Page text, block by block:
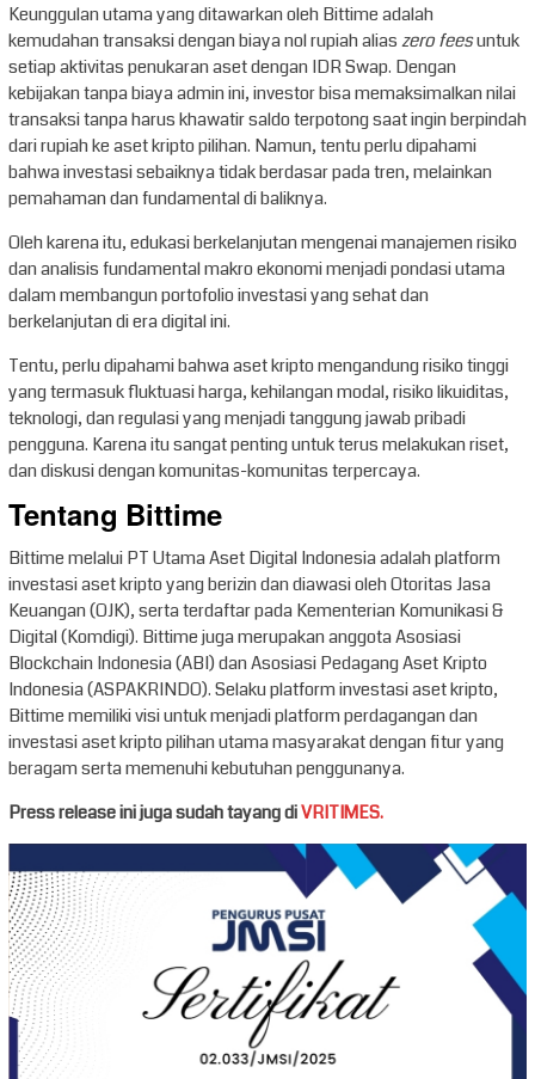
Keunggulan utama yang ditawarkan oleh Bittime adalah
kemudahan transaksi dengan biaya nol rupiah aliaszero feesuntuk
setiap aktivitas penukaran aset dengan IDR Swap. Dengan
kebijakan tanpa biaya admin ini, investor bisa memaksimalkan nilai
transaksi tanpa harus khawatir saldo terpotong saat ingin berpindah
dari rupiah ke aset kripto pilihan. Namun, tentu perlu dipahami
bahwa investasi sebaiknya tidak berdasar pada tren, melainkan
pemahaman dan fundamental di baliknya.
Oleh karena itu, edukasi berkelanjutan mengenai manajemen risiko
dan analisis fundamental makro ekonomi menjadi pondasi utama
dalam membangun portofolio investasi yang sehat dan
berkelanjutan di era digital ini.
Tentu, perlu dipahami bahwa aset kripto mengandung risiko tinggi
yang termasuk fluktuasi harga, kehilangan modal, risiko likuiditas,
teknologi, dan regulasi yang menjadi tanggung jawab pribadi
pengguna. Karena itu sangat penting untuk terus melakukan riset,
dan diskusi dengan komunitas-komunitas terpercaya.
Tentang Bittime
Bittime melalui PT Utama Aset Digital Indonesia adalah platform
investasi aset kripto yang berizin dan diawasi oleh Otoritas Jasa
Keuangan (OJK), serta terdaftar pada Kementerian Komunikasi &
Digital (Komdigi). Bittime juga merupakan anggota Asosiasi
Blockchain Indonesia (ABI) dan Asosiasi Pedagang Aset Kripto
Indonesia (ASPAKRINDO). Selaku platform investasi aset kripto,
Bittime memiliki visi untuk menjadi platform perdagangan dan
investasi aset kripto pilihan utama masyarakat dengan fitur yang
beragam serta memenuhi kebutuhan penggunanya.
Press release ini juga sudah tayang diVRITIMES.